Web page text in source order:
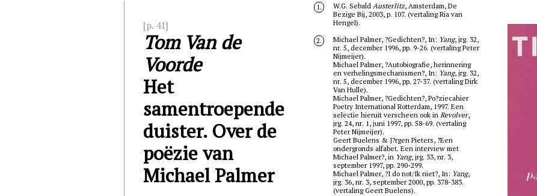
[p. 41]
Tom Van de
Voorde
Het
samentroepende
duister. Over de
poëzie van
Michael Palmer
1. W.G. Sebald Austerlitz, Amsterdam, De
Bezige Bij, 2003, p. 107. (vertaling Ria van
Hengel).
2. Michael Palmer, ?Gedichten?, In: Yang, jrg. 32,
nr. 5, december 1996, pp. 9-26. (vertaling Peter
Nijmeijer).
Michael Palmer, ?Autobiografie, herinnering
en verhelingsmechanismen?, In: Yang, jrg. 32,
nr. 5, december 1996, pp. 27-37. (vertaling Dirk
Van Hulle).
Michael Palmer, ?Gedichten?, Po?ziecahier
Poetry International Rotterdam, 1997. Een
selectie hieruit verscheen ook in Revolver,
jrg. 24, nr. 1, juni 1997, pp. 58-69. (vertaling
Peter Nijmeijer).
Geert Buelens & J?rgen Pieters, ?Een
ondergronds alfabet. Een interview met
Michael Palmer?, in Yang, jrg. 33, nr. 3,
september 1997, pp. 290-299.
Michael Palmer, ?I do not/Ik niet?, In: Yang,
jrg. 36, nr. 3, september 2000, pp. 378-383.
(vertaling Geert Buelens).